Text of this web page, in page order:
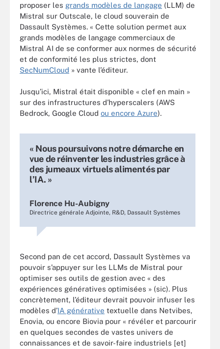
proposer les grands modèles de langage (LLM) de
Mistral sur Outscale, le cloud souverain de
Dassault Systèmes. « Cette solution permet aux
grands modèles de langage commerciaux de
Mistral AI de se conformer aux normes de sécurité
et de conformité les plus strictes, dont
SecNumCloud » vante l’éditeur.
Jusqu’ici, Mistral était disponible « clef en main »
sur des infrastructures d’hyperscalers (AWS
Bedrock, Google Cloud ou encore Azure).
« Nous poursuivons notre démarche en
vue de réinventer les industries grâce à
des jumeaux virtuels alimentés par
l’IA. »
Florence Hu-Aubigny
Directrice générale Adjointe, R&D, Dassault Systèmes
Second pan de cet accord, Dassault Systèmes va
pouvoir s’appuyer sur les LLMs de Mistral pour
optimiser ses outils de gestion avec « des
expériences génératives optimisées » (sic). Plus
concrètement, l’éditeur devrait pouvoir infuser les
modèles d’IA générative textuelle dans Netvibes,
Enovia, ou encore Biovia pour « révéler et parcourir
en quelques secondes de vastes univers de
connaissances et de savoir-faire industriels [et]